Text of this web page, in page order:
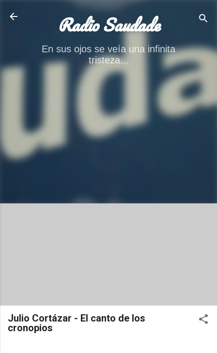
Radio Saudade
En sus ojos se veía una infinita
tristeza...
Julio Cortázar - El canto de los
cronopios